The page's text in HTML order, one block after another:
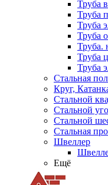
Труба
Труба
Труба
Труба
Труба.
Труба
Труба
Стальная
Круг,
Стальной
Стальной
Стальной
Стальная
Швеллер
Ещё